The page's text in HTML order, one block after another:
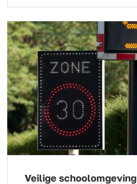
Veilige schoolomgeving